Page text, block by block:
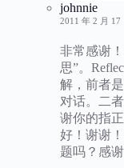
johnnie
2011 年 2 月 17
非常感谢
思”。
解，前者
对话。二
谢你的指
好！谢谢
题吗？感